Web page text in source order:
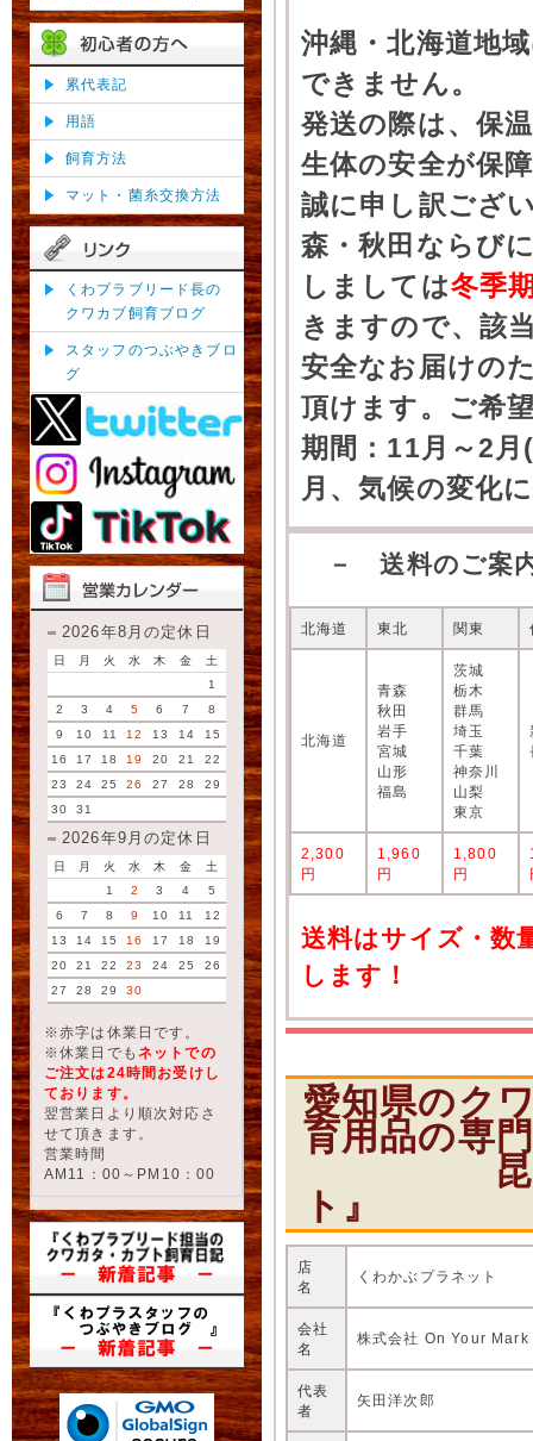
累代表記
用語
飼育方法
マット・菌糸交換方法
くわプラブリード長の
クワカブ飼育ブログ
スタッフのつぶやきブロ
グ
2026年8月の定休日
日 月 火 水 木 金
土
1
2
3 4 5 6 7
8
9
10 11 12 13 14
15
16
17 18 19 20 21
22
23
24 25 26 27 28
29
30
31
2026年9月の定休日
日 月 火 水 木 金
土
1
2 3 4
5
6
7 8 9 10 11
12
13
14 15 16 17 18
19
20
21 22 23 24 25
26
27
28 29 30
※赤字は休業日です。
※休業日でも ネットでの
ご注文は24時間お受けし
ております。
翌営業日より順次対応さ
せて頂きます。
営業時間
AM11：00～PM10：00
沖縄・北海道地
できません。
発送の際は、保
生体の安全が保
誠に申し訳ござ
森・秋田ならび
しましては冬季
きますので、該
安全なお届けの
頂けます。ご希
期間：11月～2
月、気候の変化
－ 送料のご案
北海道 東北 関東
北海道
青森
秋田
岩手
宮城
山形
福島
茨城
栃木
群馬
埼玉
千葉
神奈川
山梨
東京
2,300
円
1,960
円
1,800
円
送料はサイズ・数
します！
愛知県のク
育用品の専
昆虫シ
ト』
店
名
くわかぶプラネット
会社
名
株式会社 On Your Mark
代表
者
矢田洋次郎